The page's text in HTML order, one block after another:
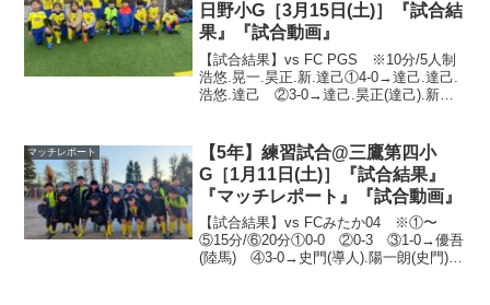
日野小G［3月15日(土)］『試合結
果』『試合動画』
【試合結果】vs FC PGS ※10分/5人制
浩悠.晃一.昊正.新.達己①4-0→達己.達己.
浩悠.達己 ②3-0→達己.昊正(達己).新
輝...
マッチレポート
【5年】練習試合@三鷹第四小
G［1月11日(土)］『試合結果』
『マッチレポート』『試合動画』
【試合結果】vs FCみたか04 ※①〜
⑤15分/⑥20分①0-0 ②0-3 ③1-0→優吾
(陸馬) ④3-0→史門(導人).陽一朗(史門).